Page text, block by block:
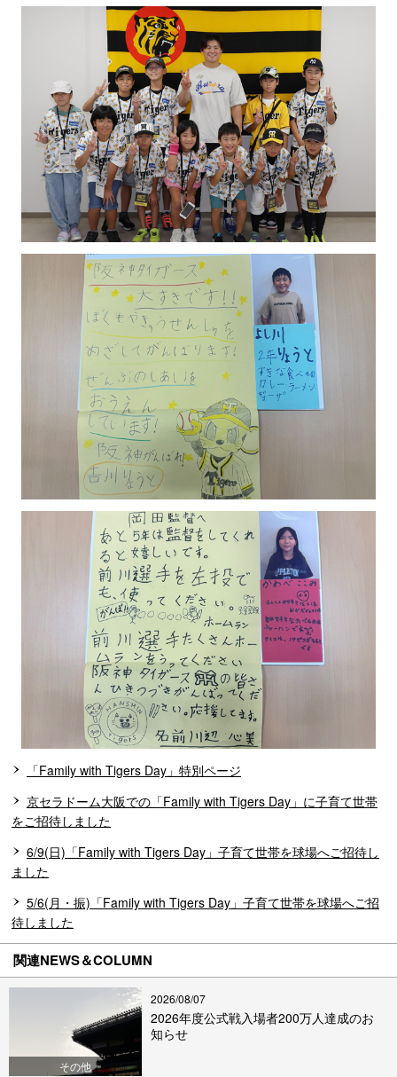
「Family with Tigers Day」特別ページ
京セラドーム大阪での「Family with Tigers Day」に子育て世帯
をご招待しました
6/9(日)「Family with Tigers Day」子育て世帯を球場へご招待し
ました
5/6(月・振)「Family with Tigers Day」子育て世帯を球場へご招
待しました
関連NEWS＆COLUMN
その他
2026/08/07
2026年度公式戦入場者200万人達成のお
知らせ